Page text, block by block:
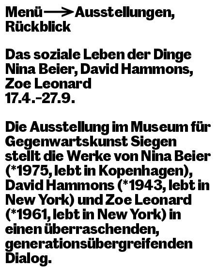
Menü>Ausstellungen,
Rückblick
Das soziale Leben der Dinge
Nina Beier, David Hammons,
Zoe Leonard
17.4.–27.9.
Die Ausstellung im Museum für
Gegenwartskunst Siegen
stellt die Werke von Nina Beier
(*1975, lebt in Kopenhagen),
David Hammons (*1943, lebt in
New York) und Zoe Leonard
(*1961, lebt in New York) in
einen überraschenden,
generationsübergreifenden
Dialog.